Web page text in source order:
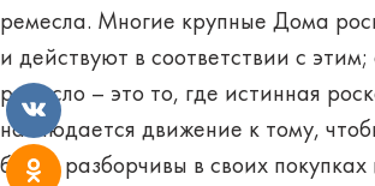
ремесла. Многие крупные Дома
и действуют в соответствии с
ремесло – это то, где истинная
наблюдается движение к тому,
более разборчивы в своих